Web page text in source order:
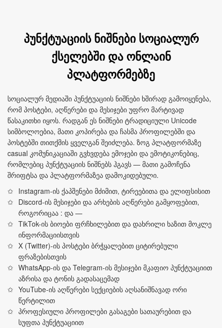
პუნქტუაციის ნიშნები სოციალურ
ქსელებში და ონლაინ
პლატფორმებზე
სოციალურ მედიაში პუნქტუაციის ნიშნები ხშირად გამოიყენება,
რომ პოსტები, აღწერები და მესიჯები უფრო მარტივად
წასაკითხი იყოს. რადგან ეს ნიშნები ტრადიციული Unicode
სიმბოლოებია, მათი კოპირება და ჩასმა პროფილებში და
პოსტებში თითქმის ყველგან შეიძლება. ზოგ პლატფორმაზე
casual კომუნიკაციაში გვხვდება ემოჯები და ემოტიკონებიც,
რომლებიც პუნქტუაციის ნიშნებს ჰგავს — მათი გამოჩენა
შრიფტსა და პლატფორმაზეა დამოკიდებული.
Instagram-ის ქაპშენები მძიმით, ტირეებითა და ელიფსისით
Discord-ის მესიჯები და არხების აღწერები გამყოფებით,
როგორიცაა : და —
TikTok-ის ბიოები ფრჩხილებით და დახრილი ხაზით მოკლე
ინფორმაციისთვის
X (Twitter)-ის პოსტები ბრჭყალებით ციტირებული
ფრაზებისთვის
WhatsApp-ის და Telegram-ის მესიჯები მკაფიო პუნქტუაციით
აზრისა და ტონის გადასაცემად
YouTube-ის აღწერები სექციების აღსანიშნავად ორი
წერტილით
პროფესიული პროფილები გასაგები სათაურებით და
სუფთა პუნქტუაციით